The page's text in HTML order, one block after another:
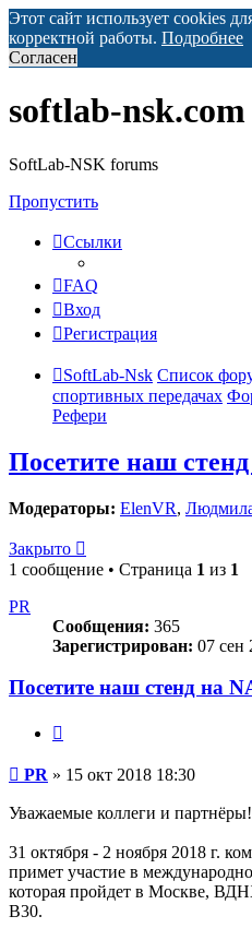
Этот сайт использует cookies
корректной работы. Подробнее
Согласен
softlab-nsk.com
SoftLab-NSK forums
Пропустить
Ссылки
FAQ
Вход
Регистрация
SoftLab-Nsk Список
спортивных передачах
Рефери
Посетите наш
Модераторы: ElenVR,
Закрыто
1 сообщение • Страница 1 из 1
PR
Сообщения: 365
Зарегистрирован: 07 сен
Посетите наш стенд на
Сообщение
PR » 15 окт 2018 18:30
Уважаемые коллеги и партнёры!
31 октября - 2 ноября 2018 г.
примет участие в
которая пройдет в Москве,
В30.